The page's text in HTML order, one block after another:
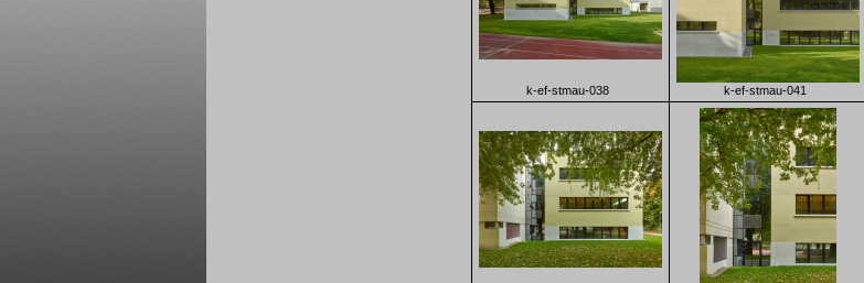
k-ef-stmau-038 k-ef-stmau-041